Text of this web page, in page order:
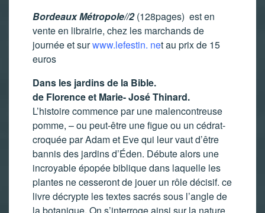
Bordeaux Métropole//2(128pages) est en
vente en librairie, chez les marchands de
journée et surwww.lefestin. net au prix de 15
euros
Dans les jardins de la Bible.
de Florence et Marie- José Thinard.
L’histoire commence par une malencontreuse
pomme, – ou peut-être une figue ou un cédrat-
croquée par Adam et Eve qui leur vaut d’être
bannis des jardins d’Éden. Débute alors une
incroyable épopée biblique dans laquelle les
plantes ne cesseront de jouer un rôle décisif. ce
livre décrypte les textes sacrés sous l’angle de